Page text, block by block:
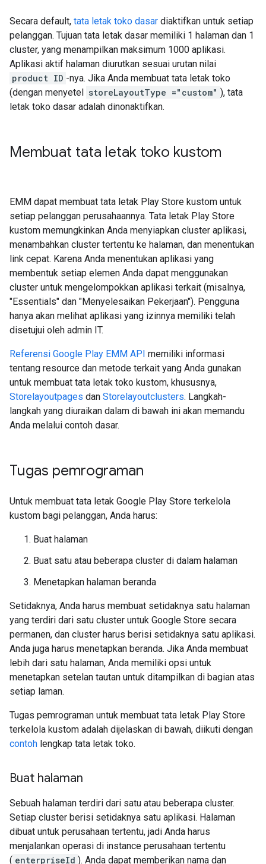
Secara default, tata letak toko dasar diaktifkan untuk setiap
pelanggan. Tujuan tata letak dasar memiliki 1 halaman dan 1
cluster, yang menampilkan maksimum 1000 aplikasi.
Aplikasi aktif halaman diurutkan sesuai urutan nilai
product ID -nya. Jika Anda membuat tata letak toko
(dengan menyetel storeLayoutType ="custom" ), tata
letak toko dasar adalah dinonaktifkan.
Membuat tata letak toko kustom
EMM dapat membuat tata letak Play Store kustom untuk
setiap pelanggan perusahaannya. Tata letak Play Store
kustom memungkinkan Anda menyiapkan cluster aplikasi,
menambahkan cluster tertentu ke halaman, dan menentukan
link cepat. Karena Anda menentukan aplikasi yang
membentuk setiap elemen Anda dapat menggunakan
cluster untuk mengelompokkan aplikasi terkait (misalnya,
"Essentials" dan "Menyelesaikan Pekerjaan"). Pengguna
hanya akan melihat aplikasi yang izinnya memiliki telah
disetujui oleh admin IT.
Referensi Google Play EMM API memiliki informasi
tentang resource dan metode terkait yang Anda gunakan
untuk membuat tata letak toko kustom, khususnya,
Storelayoutpages dan Storelayoutclusters. Langkah-
langkah yang diuraikan dalam di bawah ini akan memandu
Anda melalui contoh dasar.
Tugas pemrograman
Untuk membuat tata letak Google Play Store terkelola
kustom bagi pelanggan, Anda harus:
Buat halaman
Buat satu atau beberapa cluster di dalam halaman
Menetapkan halaman beranda
Setidaknya, Anda harus membuat setidaknya satu halaman
yang terdiri dari satu cluster untuk Google Store secara
permanen, dan cluster harus berisi setidaknya satu aplikasi.
Anda juga harus menetapkan beranda. Jika Anda membuat
lebih dari satu halaman, Anda memiliki opsi untuk
menetapkan setelan tautan untuk ditampilkan di bagian atas
setiap laman.
Tugas pemrograman untuk membuat tata letak Play Store
terkelola kustom adalah dijelaskan di bawah, diikuti dengan
contoh lengkap tata letak toko.
Buat halaman
Sebuah halaman terdiri dari satu atau beberapa cluster.
Setiap cluster berisi setidaknya satu aplikasi. Halaman
dibuat untuk perusahaan tertentu, jadi Anda harus
menjalankan operasi di instance perusahaan tertentu
( enterpriseId ). Anda dapat memberikan nama dan